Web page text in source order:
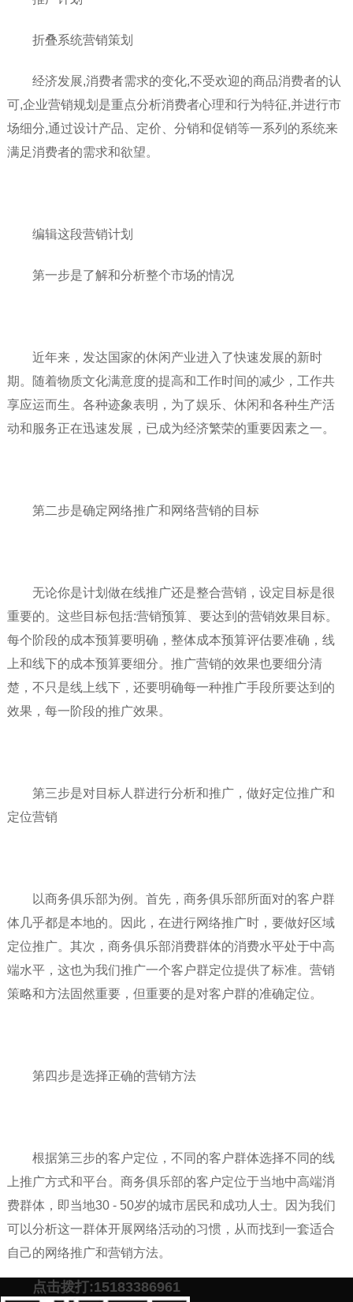
折叠系统营销策划
经济发展,消费者需求的变化,不受欢迎的商品消费者的认
可,企业营销规划是重点分析消费者心理和行为特征,并进行市
场细分,通过设计产品、定价、分销和促销等一系列的系统来
满足消费者的需求和欲望。
编辑这段营销计划
第一步是了解和分析整个市场的情况
近年来，发达国家的休闲产业进入了快速发展的新时
期。随着物质文化满意度的提高和工作时间的减少，工作共
享应运而生。各种迹象表明，为了娱乐、休闲和各种生产活
动和服务正在迅速发展，已成为经济繁荣的重要因素之一。
第二步是确定网络推广和网络营销的目标
无论你是计划做在线推广还是整合营销，设定目标是很
重要的。这些目标包括:营销预算、要达到的营销效果目标。
每个阶段的成本预算要明确，整体成本预算评估要准确，线
上和线下的成本预算要细分。推广营销的效果也要细分清
楚，不只是线上线下，还要明确每一种推广手段所要达到的
效果，每一阶段的推广效果。
第三步是对目标人群进行分析和推广，做好定位推广和
定位营销
以商务俱乐部为例。首先，商务俱乐部所面对的客户群
体几乎都是本地的。因此，在进行网络推广时，要做好区域
定位推广。其次，商务俱乐部消费群体的消费水平处于中高
端水平，这也为我们推广一个客户群定位提供了标准。营销
策略和方法固然重要，但重要的是对客户群的准确定位。
第四步是选择正确的营销方法
根据第三步的客户定位，不同的客户群体选择不同的线
上推广方式和平台。商务俱乐部的客户定位于当地中高端消
费群体，即当地30 - 50岁的城市居民和成功人士。因为我们
可以分析这一群体开展网络活动的习惯，从而找到一套适合
自己的网络推广和营销方法。
点击拨打:15183386961